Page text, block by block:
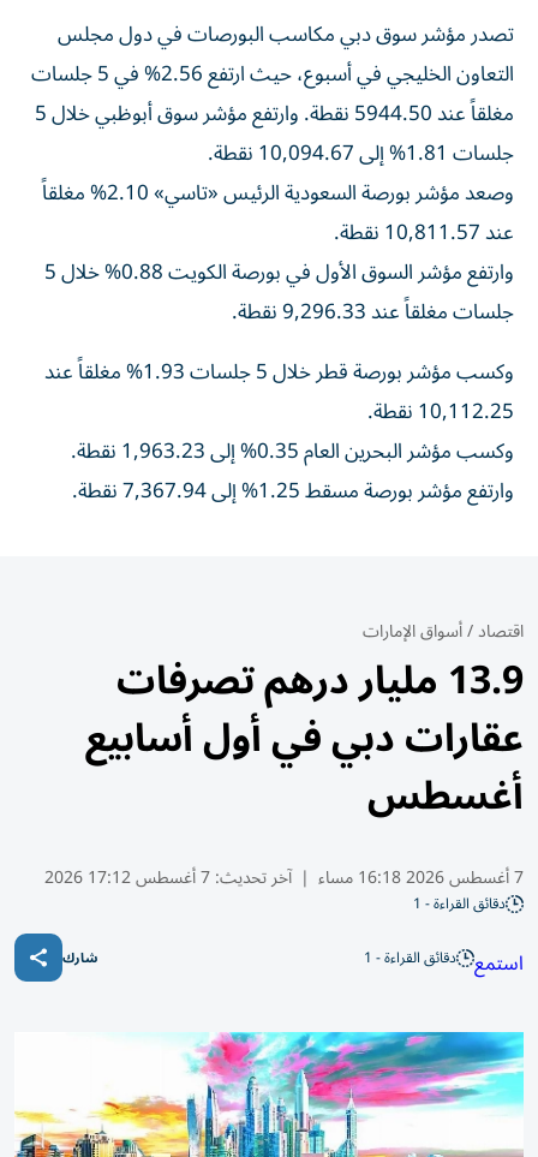
تصدر مؤشر سوق دبي مكاسب البورصات في دول مجلس
التعاون الخليجي في أسبوع، حيث ارتفع 2.56% في 5 جلسات
مغلقاً عند 5944.50 نقطة. وارتفع مؤشر سوق أبوظبي خلال 5
جلسات 1.81% إلى 10,094.67 نقطة.
وصعد مؤشر بورصة السعودية الرئيس «تاسي» 2.10% مغلقاً
عند 10,811.57 نقطة.
وارتفع مؤشر السوق الأول في بورصة الكويت 0.88% خلال 5
جلسات مغلقاً عند 9,296.33 نقطة.
وكسب مؤشر بورصة قطر خلال 5 جلسات 1.93% مغلقاً عند
10,112.25 نقطة.
وكسب مؤشر البحرين العام 0.35% إلى 1,963.23 نقطة.
وارتفع مؤشر بورصة مسقط 1.25% إلى 7,367.94 نقطة.
اقتصاد/أسواق الإمارات
13.9 مليار درهم تصرفات
عقارات دبي في أول أسابيع
أغسطس
7 أغسطس 2026 16:18 مساء | آخر تحديث:7 أغسطس 17:12 2026
دقائق القراءة - 1
استمع دقائق القراءة - 1 شارك